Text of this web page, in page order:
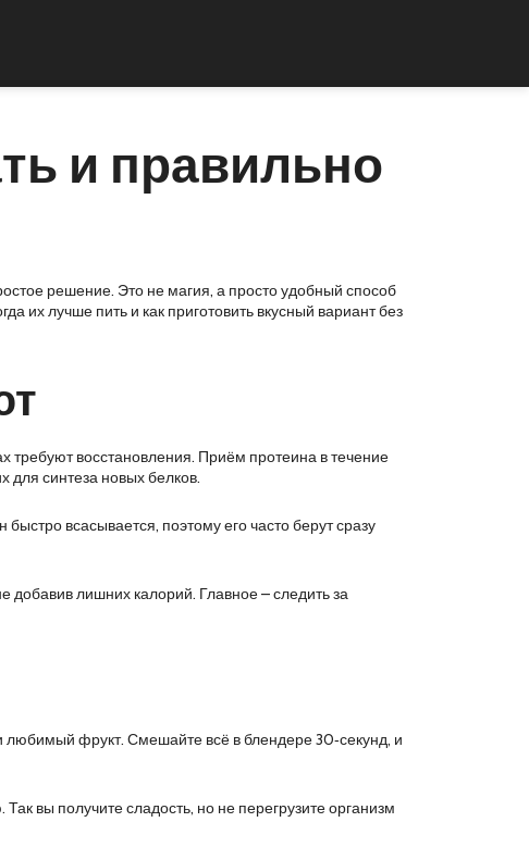
и правильно
решение. Это не магия, а просто удобный способ
их лучше пить и как приготовить вкусный вариант без
требуют восстановления. Приём протеина в течение
для синтеза новых белков.
всасывается, поэтому его часто берут сразу
лишних калорий. Главное – следить за
фрукт. Смешайте всё в блендере 30‑секунд, и
вы получите сладость, но не перегрузите организм